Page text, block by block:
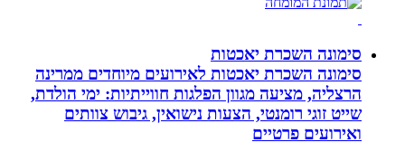
סימונה השכרת יאכטות
סימונה השכרת יאכטות לאירועים מיוחדים ממרינה
הרצליה, מציעה מגוון הפלגות חווייתיות: ימי הולדת,
שייט זוגי רומנטי, הצעות נישואין, גיבוש צוותים
ואירועים פרטיים